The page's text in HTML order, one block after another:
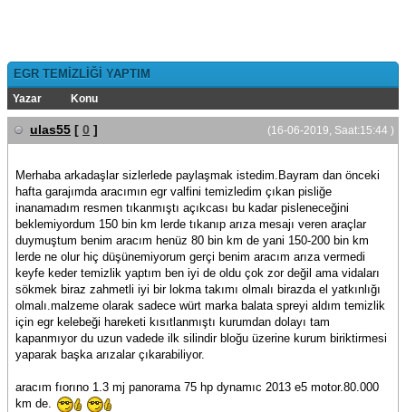
EGR TEMİZLİĞİ YAPTIM
Yazar Konu
(16-06-2019, Saat:15:44 )
ulas55 [ 0 ]
Merhaba arkadaşlar sizlerlede paylaşmak istedim.Bayram dan önceki
hafta garajımda aracımın egr valfini temizledim çıkan pisliğe
inanamadım resmen tıkanmıştı açıkcası bu kadar pisleneceğini
beklemiyordum 150 bin km lerde tıkanıp arıza mesajı veren araçlar
duymuştum benim aracım henüz 80 bin km de yani 150-200 bin km
lerde ne olur hiç düşünemiyorum gerçi benim aracım arıza vermedi
keyfe keder temizlik yaptım ben iyi de oldu çok zor değil ama vidaları
sökmek biraz zahmetli iyi bir lokma takımı olmalı birazda el yatkınlığı
olmalı.malzeme olarak sadece würt marka balata spreyi aldım temizlik
için egr kelebeği hareketi kısıtlanmıştı kurumdan dolayı tam
kapanmıyor du uzun vadede ilk silindir bloğu üzerine kurum biriktirmesi
yaparak başka arızalar çıkarabiliyor.
aracım fıorıno 1.3 mj panorama 75 hp dynamıc 2013 e5 motor.80.000
km de.